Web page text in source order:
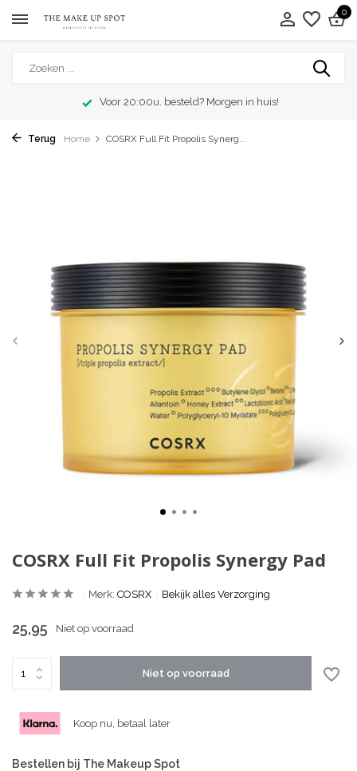
0
Voor 20:00u. besteld? Morgen in huis!
Terug Home COSRX Full Fit Propolis Synerg...
COSRX Full Fit Propolis Synergy Pad
Merk: COSRX Bekijk alles Verzorging
25,95 Niet op voorraad
Niet op voorraad
Koop nu, betaal later
Bestellen bij The Makeup Spot